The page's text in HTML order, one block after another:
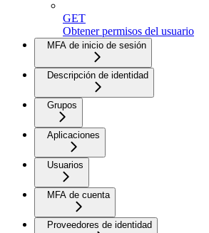
GET
Obtener permisos del usuario
MFA de inicio de sesión
Descripción de identidad
Grupos
Aplicaciones
Usuarios
MFA de cuenta
Proveedores de identidad